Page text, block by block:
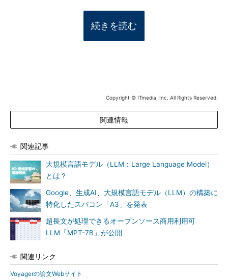
続きを読む
Copyright © ITmedia, Inc. All Rights Reserved.
関連情報
関連記事
大規模言語モデル（LLM：Large Language Model）
とは？
Google、生成AI、大規模言語モデル（LLM）の構築に
特化したスパコン「A3」を発表
超長文が処理できるオープンソース商用利用可
LLM「MPT-7B」が公開
関連リンク
Voyagerの論文Webサイト